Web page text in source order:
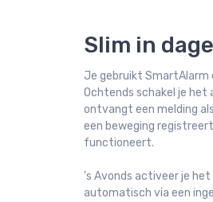
Slim in
Je gebruikt SmartAlarm
Ochtends schakel je
ontvangt een melding
een beweging
functioneert.
’s Avonds activeer je
automatisch via een